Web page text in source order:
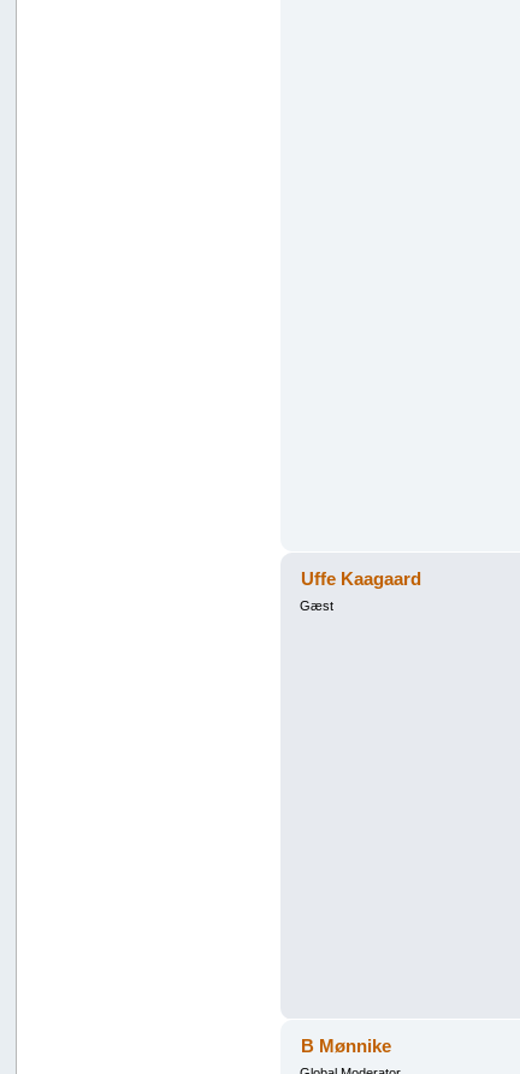
Uffe Kaagaard
Gæst
B Mønnike